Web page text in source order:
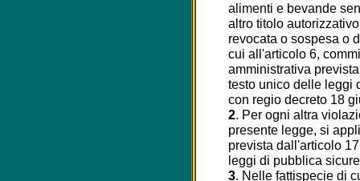
alimenti e bevande
altro titolo
revocata o sospesa o
cui all'articolo 6,
amministrativa
testo unico delle leggi
con regio decreto 18
2. Per ogni altra
presente legge, si
prevista dall'articolo
leggi di pubblica
3. Nelle fattispecie di